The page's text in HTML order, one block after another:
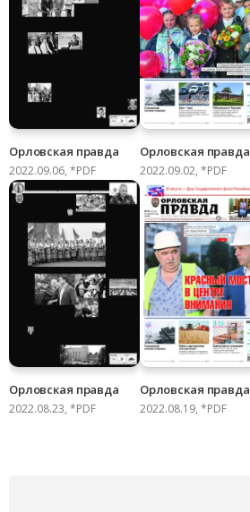
Орловская правда
2022.09.06, *PDF
Орловская правда
2022.09.02, *PDF
Орловская правда
2022.08.23, *PDF
Орловская правда
2022.08.19, *PDF